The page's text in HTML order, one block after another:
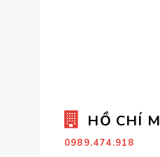
HỒ CHÍ
0989.474.918